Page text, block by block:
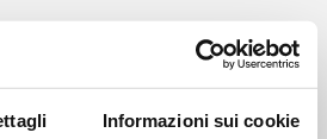
Informazioni sui cookie
Error